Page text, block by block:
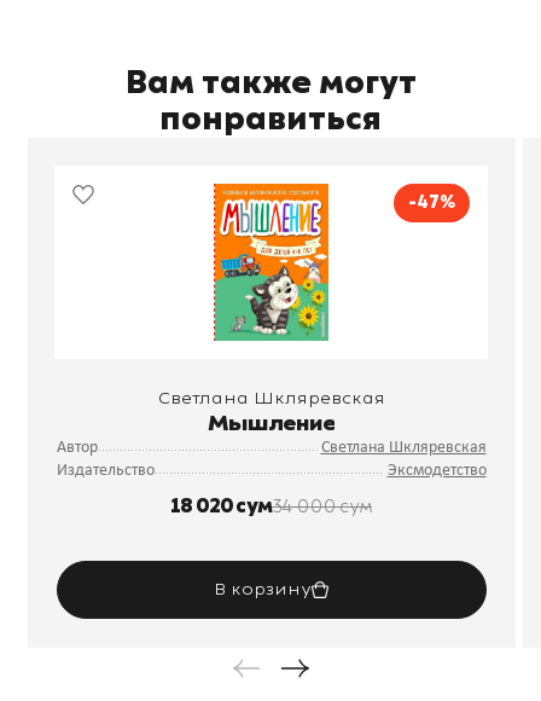
Вам также могут
понравиться
-47%
Светлана Шкляревская
Мышление
Автор
Светлана Шкляревская
Издательство
Эксмодетство
18 020 сум34 000 сум
В корзину